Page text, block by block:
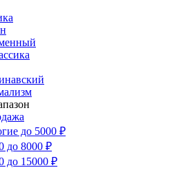
до 5000 ₽
до 8000 ₽
до 15000 ₽